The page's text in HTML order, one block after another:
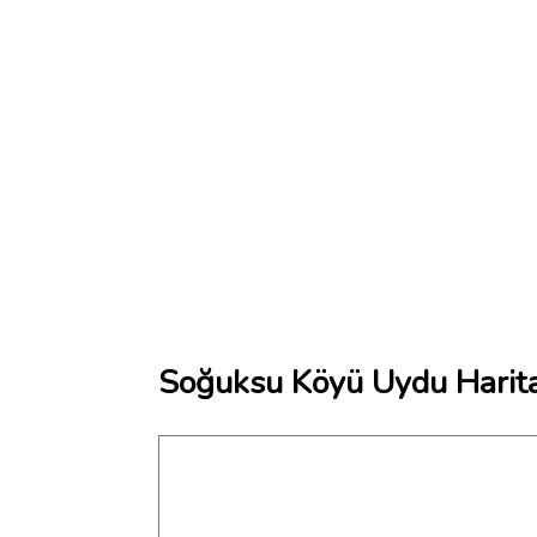
Soğuksu Köyü Uydu